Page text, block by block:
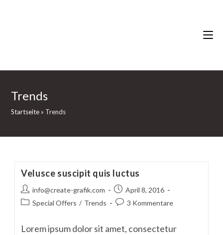
Trends
Startseite » Trends
Velusce suscipit quis luctus
Beitrags-
Autor:
info@create-grafik.com
Beitrag
veröffentlicht:
April 8, 2016
Beitrags-
Special Offers / Trends
Beitrags-
3 Kommentare
Lorem ipsum dolor sit amet, consectetur